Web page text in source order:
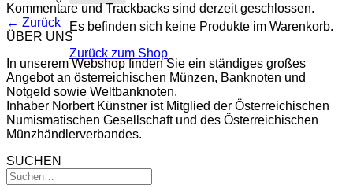
Es befinden sich keine Produkte im Warenkorb.
Zurück zum Shop
Kommentare und Trackbacks sind derzeit geschlossen.
← Zurück
ÜBER UNS
In unserem Webshop finden Sie ein ständiges großes
Angebot an österreichischen Münzen, Banknoten und
Notgeld sowie Weltbanknoten.
Inhaber Norbert Künstner ist Mitglied der Österreichischen
Numismatischen Gesellschaft und des Österreichischen
Münzhändlerverbandes.
SUCHEN